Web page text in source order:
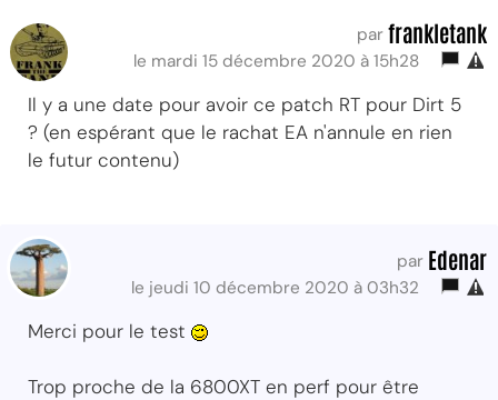
par frankletank
le mardi 15 décembre 2020 à 15h28
Il y a une date pour avoir ce patch RT pour Dirt 5
? (en espérant que le rachat EA n'annule en rien
le futur contenu)
par Edenar
le jeudi 10 décembre 2020 à 03h32
Merci pour le test
Trop proche de la 6800XT en perf pour être